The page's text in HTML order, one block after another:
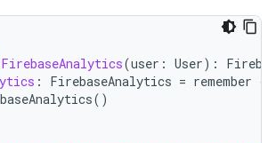
(user : User):
: FirebaseAnalytics = remember {
()